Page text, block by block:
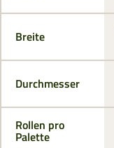
Breite
Durchmesser
Rollen pro
Palette